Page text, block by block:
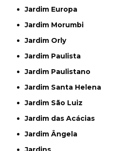
Jardim Europa
Jardim Morumbi
Jardim Orly
Jardim Paulista
Jardim Paulistano
Jardim Santa Helena
Jardim São Luiz
Jardim das Acácias
Jardim Ângela